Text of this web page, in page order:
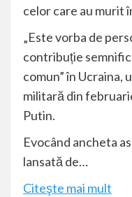
celor care au murit
„Este vorba de
contribuție
comun” în Ucraina,
militară din
Putin.
Evocând ancheta
lansată de…
Citeşte mai mult